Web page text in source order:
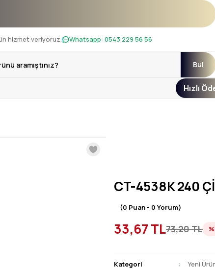
!
hizmet veriyoruz. Whatsapp: 0543 229 56 56
Bul
Hızlı
CT-4538K 240
(0 Puan - 0 Yorum)
33,67 TL73,20 TL
Kategori Yeni